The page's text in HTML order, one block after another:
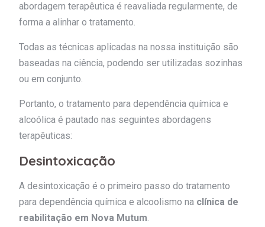
abordagem terapêutica é reavaliada regularmente, de
forma a alinhar o tratamento.
Todas as técnicas aplicadas na nossa instituição são
baseadas na ciência, podendo ser utilizadas sozinhas
ou em conjunto.
Portanto, o tratamento para dependência química e
alcoólica é pautado nas seguintes abordagens
terapêuticas:
Desintoxicação
A desintoxicação é o primeiro passo do tratamento
para dependência química e alcoolismo na clínica de
reabilitação em Nova Mutum.